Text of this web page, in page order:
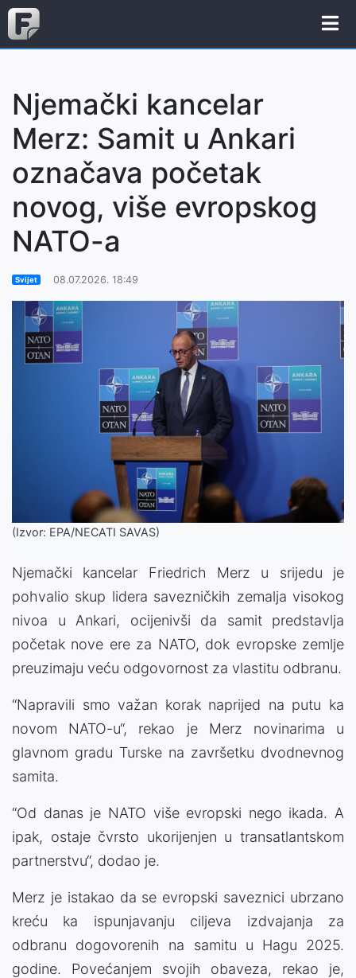
Njemački kancelar
Merz: Samit u Ankari
označava početak
novog, više evropskog
NATO-a
Svijet 08.07.2026. 18:49
(Izvor: EPA/NECATI SAVAS)
Njemački kancelar Friedrich Merz u srijedu je
pohvalio skup lidera savezničkih zemalja visokog
nivoa u Ankari, ocijenivši da samit predstavlja
početak nove ere za NATO, dok evropske zemlje
preuzimaju veću odgovornost za vlastitu odbranu.
“Napravili smo važan korak naprijed na putu ka
novom NATO-u“, rekao je Merz novinarima u
glavnom gradu Turske na završetku dvodnevnog
samita.
“Od danas je NATO više evropski nego ikada. A
ipak, ostaje čvrsto ukorijenjen u transatlantskom
partnerstvu“, dodao je.
Merz je istakao da se evropski saveznici ubrzano
kreću ka ispunjavanju ciljeva izdvajanja za
odbranu dogovorenih na samitu u Hagu 2025.
godine. Povećanjem svojih obaveza, rekao je,